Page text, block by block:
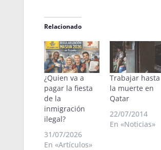
Relacionado
¿Quien va a
pagar la fiesta
de la
inmigración
ilegal?
31/07/2026
En «Artículos»
Trabajar hasta
la muerte en
Qatar
22/07/2014
En «Noticias»